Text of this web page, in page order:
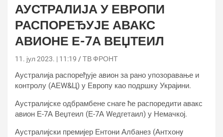
АУСТРАЛИЈА У ЕВРОПИ
РАСПОРЕЂУЈЕ АВАКС
АВИОНЕ Е-7А ВЕЏТЕИЛ
11. јул 2023. | 11:19 ТВ ФРОНТ
Аустралија распоређује авион за рано упозоравање и
контролу (АЕW&Ц) у Европу као подршку Украјини.
Аустралијске одбрамбене снаге ће распоредити авакс
авион Е-7А Веџтеил (Е-7А Wедгетаил) у Немачкој.
Аустралијски премијер Ентони Албанез (Антхонy